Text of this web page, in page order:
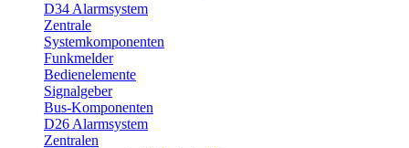
D34 Alarmsystem
Zentrale
Systemkomponenten
Funkmelder
Bedienelemente
Signalgeber
Bus-Komponenten
D26 Alarmsystem
Zentralen